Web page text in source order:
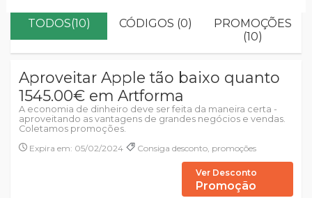
TODOS(10) CÓDIGOS (0)
PROMOÇÕES
(10)
Aproveitar Apple tão baixo quanto
1545.00€ em Artforma
A economia de dinheiro deve ser feita da maneira certa -
aproveitando as vantagens de grandes negócios e vendas.
Coletamos promoções.
Expira em: 05/02/2024
Consiga desconto, promoções
Ver Desconto
Promoção